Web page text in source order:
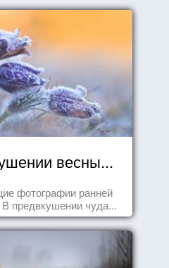
весны...
фотографии ранней
В предвкушении чуда...